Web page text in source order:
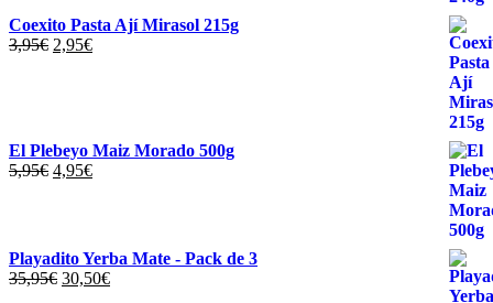
3,95€.
2,00€.
Coexito Pasta Ají Mirasol 215g
3,95€ El
2,95€El
El Plebeyo Maiz Morado 500g
5,95€ El
5,95€.
4,95€El
4,95€.
Playadito Yerba Mate - Pack de 3
35,95€ El
30,50€El